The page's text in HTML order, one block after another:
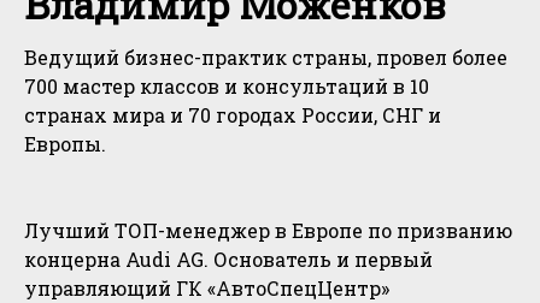
Ведущий бизнес-практик страны, провел более
700 мастер классов и консультаций в 10
странах мира и 70 городах России, СНГ и
Европы.
Лучший ТОП-менеджер в Европе по призванию
концерна Audi AG. Основатель и первый
управляющий ГК «АвтоСпецЦентр»